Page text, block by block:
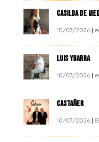
CASILDA DE
10/07/2026|
LUIS YBARRA
10/07/2026|
CASTAÑER
10/07/2026|